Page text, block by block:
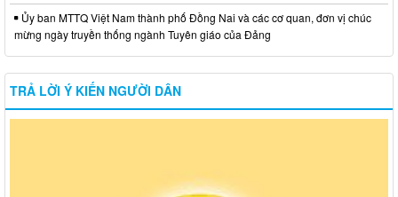
Ủy ban MTTQ Việt Nam thành phố Đồng Nai và các cơ quan, đơn vị chúc
mừng ngày truyền thống ngành Tuyên giáo của Đảng
TRẢ LỜI Ý KIẾN NGƯỜI DÂN